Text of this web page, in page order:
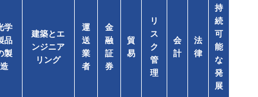
学
品
製
造
建築とエ
ンジニア
リング
運
送
業
者
金
融
証
券
貿
易
リ
ス
ク
管
理
会
計
法
律
持
続
可
能
な
発
展